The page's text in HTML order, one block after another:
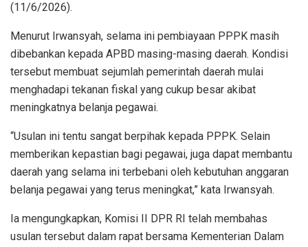
(11/6/2026).
Menurut Irwansyah, selama ini pembiayaan PPPK masih
dibebankan kepada APBD masing-masing daerah. Kondisi
tersebut membuat sejumlah pemerintah daerah mulai
menghadapi tekanan fiskal yang cukup besar akibat
meningkatnya belanja pegawai.
“Usulan ini tentu sangat berpihak kepada PPPK. Selain
memberikan kepastian bagi pegawai, juga dapat membantu
daerah yang selama ini terbebani oleh kebutuhan anggaran
belanja pegawai yang terus meningkat,” kata Irwansyah.
Ia mengungkapkan, Komisi II DPR RI telah membahas
usulan tersebut dalam rapat bersama Kementerian Dalam